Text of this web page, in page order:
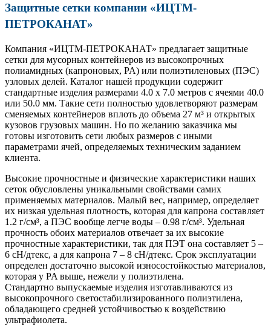
Защитные сетки компании «ИЦТМ-
ПЕТРОКАНАТ»
Компания «ИЦТМ-ПЕТРОКАНАТ» предлагает защитные
сетки для мусорных контейнеров из высокопрочных
полиамидных (капроновых, PA) или полиэтиленовых (ПЭС)
узловых делей. Каталог нашей продукции содержит
стандартные изделия размерами 4.0 х 7.0 метров с ячеями 40.0
или 50.0 мм. Такие сети полностью удовлетворяют размерам
сменяемых контейнеров вплоть до объема 27 м³ и открытых
кузовов грузовых машин. Но по желанию заказчика мы
готовы изготовить сети любых размеров с иными
параметрами ячей, определяемых техническим заданием
клиента.
Высокие прочностные и физические характеристики наших
сеток обусловлены уникальными свойствами самих
применяемых материалов. Малый вес, например, определяет
их низкая удельная плотность, которая для капрона составляет
1.2 г/см³, а ПЭС вообще легче воды – 0.98 г/см³. Удельная
прочность обоих материалов отвечает за их высокие
прочностные характеристики, так для ПЭТ она составляет 5 –
6 cН/дтекс, а для капрона 7 – 8 cН/дтекс. Срок эксплуатации
определен достаточно высокой износостойкостью материалов,
которая у PA выше, нежели у полиэтилена.
Стандартно выпускаемые изделия изготавливаются из
высокопрочного светостабилизированного полиэтилена,
обладающего средней устойчивостью к воздействию
ультрафиолета.